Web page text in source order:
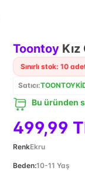
Toontoy
Sınırlı stok: 10
Satıcı:
Bu üründen
499,99
RenkEkru
Beden:10-11 Yaş